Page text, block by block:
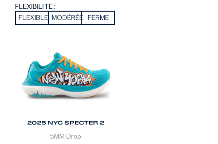
FLEXIBILITÉ :
FLEXIBLE MODÉRÉE FERME
2025 NYC SPECTER 2
5MM Drop